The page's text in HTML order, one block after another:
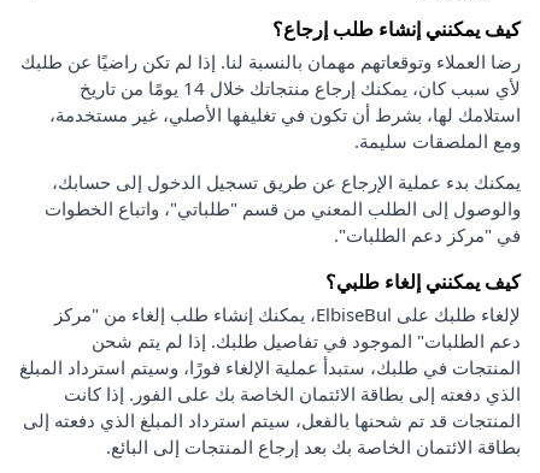
كيف يمكنني إنشاء طلب إرجاع؟
رضا العملاء وتوقعاتهم مهمان بالنسبة لنا. إذا لم تكن راضيًا عن طلبك
لأي سبب كان، يمكنك إرجاع منتجاتك خلال 14 يومًا من تاريخ
استلامك لها، بشرط أن تكون في تغليفها الأصلي، غير مستخدمة،
ومع الملصقات سليمة.
يمكنك بدء عملية الإرجاع عن طريق تسجيل الدخول إلى حسابك،
والوصول إلى الطلب المعني من قسم "طلباتي"، واتباع الخطوات
في "مركز دعم الطلبات".
كيف يمكنني إلغاء طلبي؟
لإلغاء طلبك على ElbiseBul، يمكنك إنشاء طلب إلغاء من "مركز
دعم الطلبات" الموجود في تفاصيل طلبك. إذا لم يتم شحن
المنتجات في طلبك، ستبدأ عملية الإلغاء فورًا، وسيتم استرداد المبلغ
الذي دفعته إلى بطاقة الائتمان الخاصة بك على الفور. إذا كانت
المنتجات قد تم شحنها بالفعل، سيتم استرداد المبلغ الذي دفعته إلى
بطاقة الائتمان الخاصة بك بعد إرجاع المنتجات إلى البائع.